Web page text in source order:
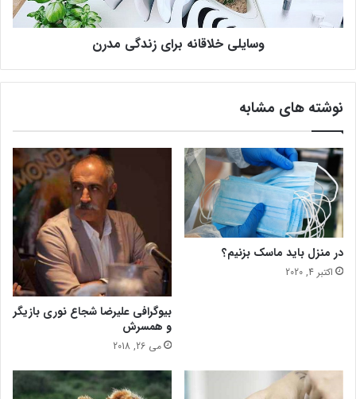
ج
و
آ
م
ا
ز
و
ن
ا
ب
ر
ی
ز
ن
د
گ
م
د
وسایلی خلاقانه برای زندگی مدرن
نوشته های مشابه
در منزل باید ماسک بزنیم؟
اکتبر 4, 2020
بیوگرافی علیرضا شجاع نوری بازیگر
و همسرش
می 26, 2018